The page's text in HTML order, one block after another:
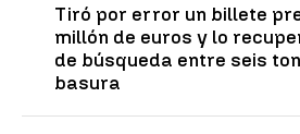
Tiró por error un billete
millón de euros y lo
de búsqueda entre seis
basura